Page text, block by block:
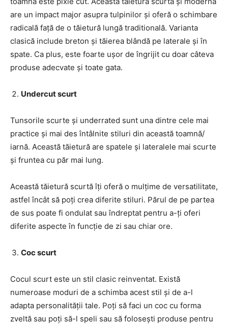
are un impact major asupra tulpinilor și oferă o schimbare
radicală față de o tăietură lungă traditională. Varianta
clasică include breton și tăierea blândă pe laterale și în
spate. Ca plus, este foarte ușor de îngrijit cu doar câteva
produse adecvate și toate gata.
Undercut scurt
Tunsorile scurte și underrated sunt una dintre cele mai
practice și mai des întâlnite stiluri din această toamnă/
iarnă. Această tăietură are spatele și lateralele mai scurte
și fruntea cu păr mai lung.
Această tăietură scurtă îți oferă o mulțime de versatilitate,
astfel încât să poți crea diferite stiluri. Părul de pe partea
de sus poate fi ondulat sau îndreptat pentru a-ți oferi
diferite aspecte în funcție de zi sau chiar ore.
Coc scurt
Cocul scurt este un stil clasic reinventat. Există
numeroase moduri de a schimba acest stil și de a-l
adapta personalității tale. Poți să faci un coc cu forma
zveltă sau poți să-l speli sau să folosești produse pentru